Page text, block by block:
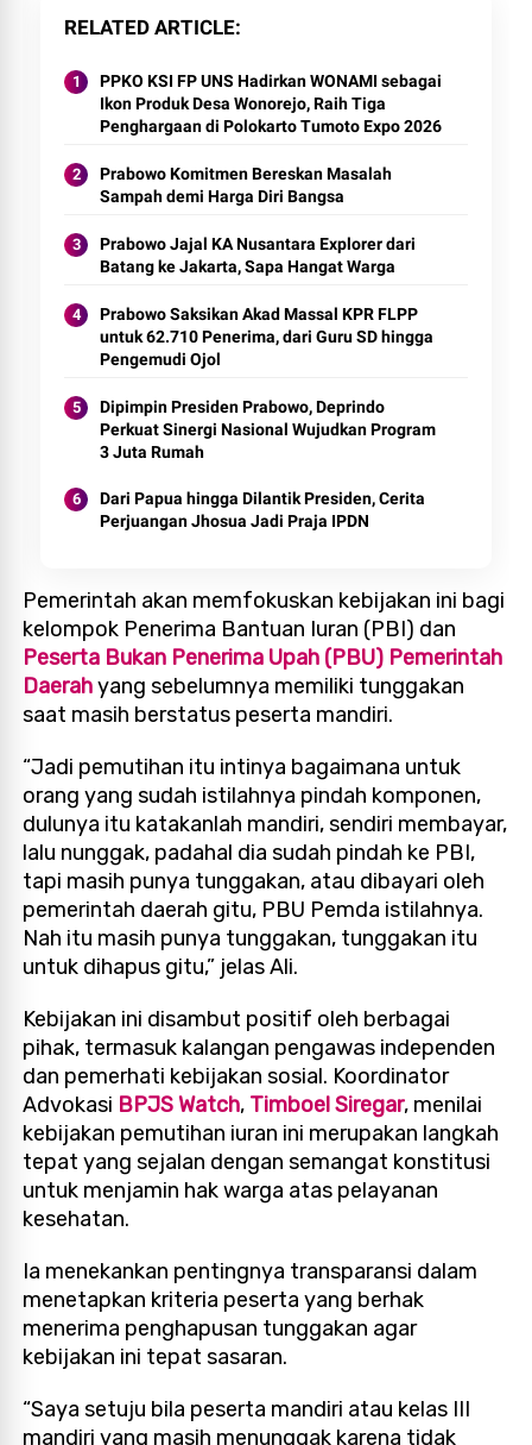
RELATED ARTICLE
PPKO KSI FP UNS Hadirkan WONAMI sebagai
Ikon Produk Desa Wonorejo, Raih Tiga
Penghargaan di Polokarto Tumoto Expo 2026
Prabowo Komitmen Bereskan Masalah
Sampah demi Harga Diri Bangsa
Prabowo Jajal KA Nusantara Explorer dari
Batang ke Jakarta, Sapa Hangat Warga
Prabowo Saksikan Akad Massal KPR FLPP
untuk 62.710 Penerima, dari Guru SD hingga
Pengemudi Ojol
Dipimpin Presiden Prabowo, Deprindo
Perkuat Sinergi Nasional Wujudkan Program
3 Juta Rumah
Dari Papua hingga Dilantik Presiden, Cerita
Perjuangan Jhosua Jadi Praja IPDN
Pemerintah akan memfokuskan kebijakan ini bagi
kelompok Penerima Bantuan Iuran (PBI) dan
Peserta Bukan Penerima Upah (PBU) Pemerintah
Daerahyang sebelumnya memiliki tunggakan
saat masih berstatus peserta mandiri.
“Jadi pemutihan itu intinya bagaimana untuk
orang yang sudah istilahnya pindah komponen,
dulunya itu katakanlah mandiri, sendiri membayar,
lalu nunggak, padahal dia sudah pindah ke PBI,
tapi masih punya tunggakan, atau dibayari oleh
pemerintah daerah gitu, PBU Pemda istilahnya.
Nah itu masih punya tunggakan, tunggakan itu
untuk dihapus gitu,” jelas Ali.
Kebijakan ini disambut positif oleh berbagai
pihak, termasuk kalangan pengawas independen
dan pemerhati kebijakan sosial. Koordinator
Advokasi BPJS Watch, Timboel Siregar, menilai
kebijakan pemutihan iuran ini merupakan langkah
tepat yang sejalan dengan semangat konstitusi
untuk menjamin hak warga atas pelayanan
kesehatan.
Ia menekankan pentingnya transparansi dalam
menetapkan kriteria peserta yang berhak
menerima penghapusan tunggakan agar
kebijakan ini tepat sasaran.
“Saya setuju bila peserta mandiri atau kelas III
mandiri yang masih menunggak karena tidak